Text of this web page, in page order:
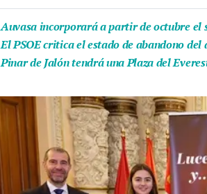
Auvasa incorporará a partir de octubre el
El PSOE critica el estado de abandono
Pinar de Jalón tendrá una Plaza del